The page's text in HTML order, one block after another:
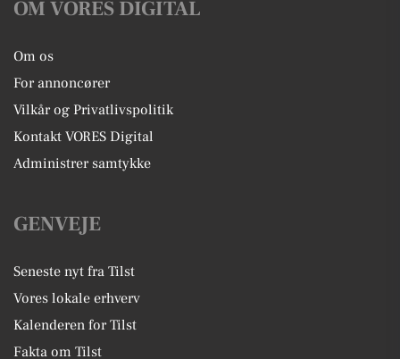
OM VORES DIGITAL
Om os
For annoncører
Vilkår og Privatlivspolitik
Kontakt VORES Digital
Administrer samtykke
GENVEJE
Seneste nyt fra Tilst
Vores lokale erhverv
Kalenderen for Tilst
Fakta om Tilst